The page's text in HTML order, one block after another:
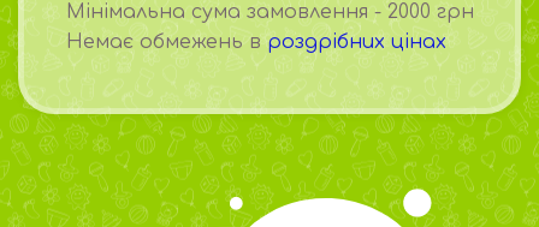
Мінімальна сума замовлення - 2000 грн
Немає обмежень вроздрібних цінах